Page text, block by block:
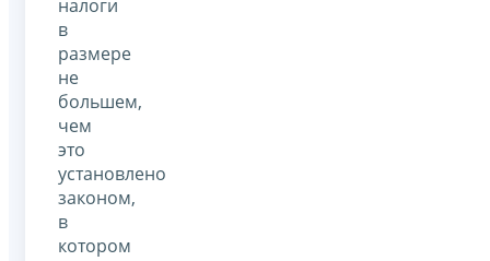
налоги
в
размере
не
большем,
чем
это
установлено
законом,
в
котором